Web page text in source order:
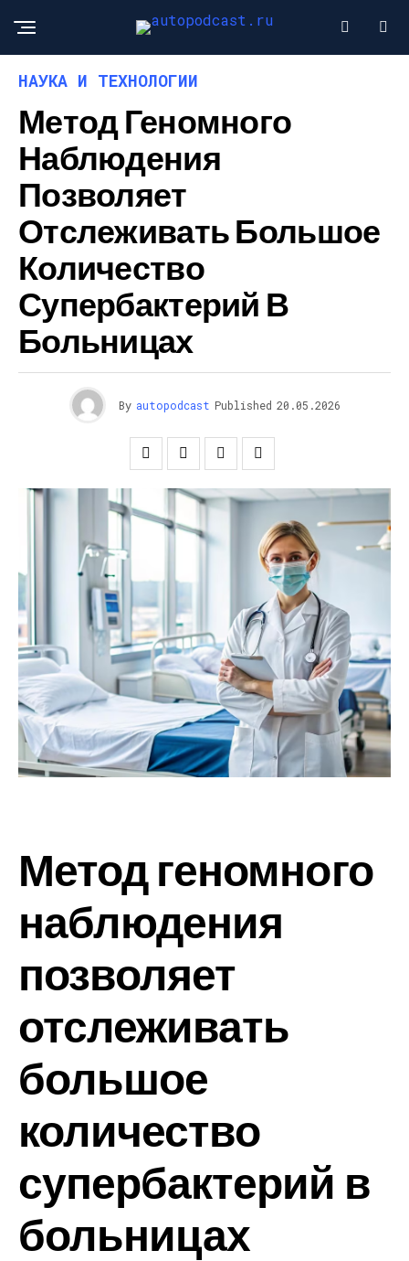
НАУКА И ТЕХНОЛОГИИ
Метод Геномного
Наблюдения
Позволяет
Отслеживать Большое
Количество
Супербактерий В
Больницах
By autopodcast Published 20.05.2026
Метод геномного
наблюдения
позволяет
отслеживать
большое
количество
супербактерий в
больницах